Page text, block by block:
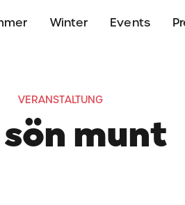
Winter Events
VERANSTALTUNG
munt